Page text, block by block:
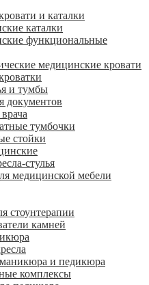
и каталки
каталки
функциональные
медицинские кровати
и тумбы
документов
тумбочки
стойки
стулья
медицинской мебели
стоунтерапии
камней
и педикюра
комплексы